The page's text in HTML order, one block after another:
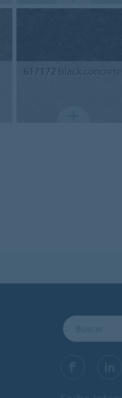
617172 black concrete